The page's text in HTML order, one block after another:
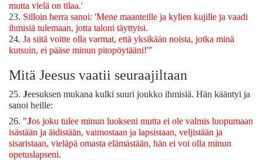
mutta vielä on tilaa.'
23. Silloin herra sanoi: 'Mene maanteille ja kylien kujille ja vaadi
ihmisiä tulemaan, jotta taloni täyttyisi.
24. Ja siitä voitte olla varmat, että yksikään noista, jotka minä
kutsuin, ei pääse minun pitopöytääni!'"
Mitä Jeesus vaatii seuraajiltaan
25. Jeesuksen mukana kulki suuri joukko ihmisiä. Hän kääntyi ja
sanoi heille:
26. "Jos joku tulee minun luokseni mutta ei ole valmis luopumaan
isästään ja äidistään, vaimostaan ja lapsistaan, veljistään ja
sisaristaan, vieläpä omasta elämästään, hän ei voi olla minun
opetuslapseni.